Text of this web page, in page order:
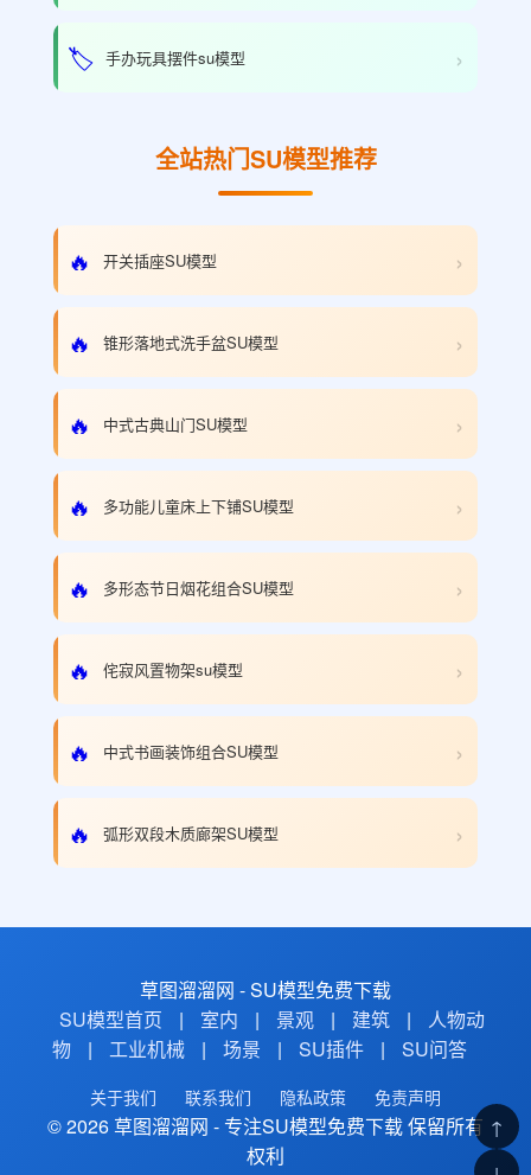
🏷️ 手办玩具摆件su模型 ›
全站热门SU模型推荐
🔥 开关插座SU模型 ›
🔥 锥形落地式洗手盆SU模型 ›
🔥 中式古典山门SU模型 ›
🔥 多功能儿童床上下铺SU模型 ›
🔥 多形态节日烟花组合SU模型 ›
🔥 侘寂风置物架su模型 ›
🔥 中式书画装饰组合SU模型 ›
🔥 弧形双段木质廊架SU模型 ›
草图溜溜网 - SU模型免费下载
SU模型首页
| 室内 | 景观 | 建筑 |
人物动
物
| 工业机械 | 场景 | SU插件 | SU问答
关于我们 联系我们 隐私政策 免责声明
© 2026 草图溜溜网 - 专注SU模型免费下载 保留所有
权利
↑